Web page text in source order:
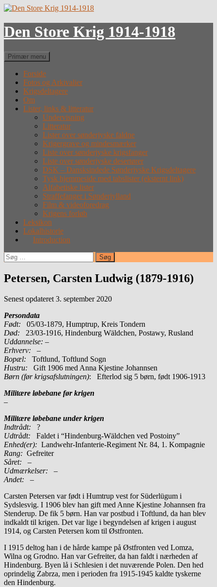
Hop
indhold
Den Store Krig 1914-1918
Søg
Primær menu
Forside
Fotos og Arkivalier
Krigsdeltagere
Om
Lister, links & litteratur
Undervisning
Litteratur
Lister over sønderjyske faldne
Krigergrave og mindesmærker
Liste over sønderjyske krigsfanger
Liste over sønderjyske desertører
DSK – Dansksindede Sønderjyske Krigsdeltagere
Tysk hjemmeside med tabslister (eksternt link)
Alfabetiske lister
Straffefanger i Sønderjylland
Film & videoforedrag
Krigens forløb
Leksikon
Lokalhistorie
Introduction
Søg
efter:
Petersen, Carsten Ludwig (1879-1916)
Senest opdateret 3. september 2020
Persondata
Født: 05/03-1879, Humptrup, Kreis Tondern
Død: 23/03-1916, Hindenburg Wäldchen, Postawy, Rusland
Uddannelse: –
Erhverv: –
Bopæl: Toftlund, Toftlund Sogn
Hustru: Gift 1906 med Anna Kjestine Johannsen
Børn (før krigsafslutningen): Efterlod sig 5 børn, født 1906-1913
Militære løbebane før krigen
–
Militære løbebane under krigen
Indtrådt: ?
Udtrådt: Faldet i “Hindenburg-Wäldchen ved Postoiny”
Enhed(er): Landwehr-Infanterie-Regiment Nr. 84, 1. Kompagnie
Rang: Gefreiter
Såret: –
Udmærkelser: –
Andet: –
Carsten Petersen var født i Humtrup vest for Süderlügum i
Sydslesvig. I 1906 blev han gift med Anne Kjestine Johannsen fra
Stenderup. De fik 5 børn. Han var postbud i Toftlund, da han blev
indkaldt til krigen. Det var lige i begyndelsen af krigen i august
1914, og Carsten Petersen kom til Østfronten.
I 1915 deltog han i de hårde kampe på Østfronten ved Lomza,
Wilna og Grodno. Han var Gefreiter, da han faldt i nærheden af
Hindenburg. Byen lå i Schlesien i det nuværende Polen. Den hed
oprindelig Zabrza, men i perioden fra 1915-1945 kaldte tyskerne
den Hindenburg.